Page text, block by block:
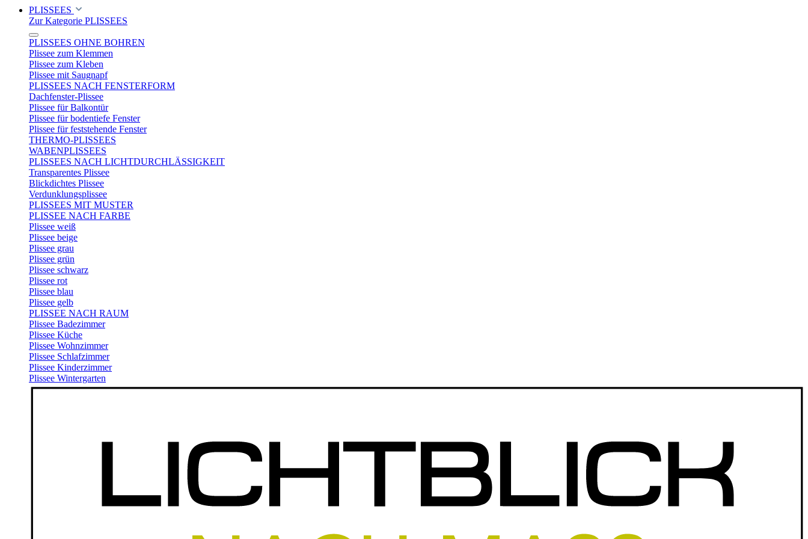
PLISSEES
Zur Kategorie PLISSEES
PLISSEES OHNE BOHREN
Plissee zum Klemmen
Plissee zum Kleben
Plissee mit Saugnapf
PLISSEES NACH FENSTERFORM
Dachfenster-Plissee
Plissee für Balkontür
Plissee für bodentiefe Fenster
Plissee für feststehende Fenster
THERMO-PLISSEES
WABENPLISSEES
PLISSEES NACH LICHTDURCHLÄSSIGKEIT
Transparentes Plissee
Blickdichtes Plissee
Verdunklungsplissee
PLISSEES MIT MUSTER
PLISSEE NACH FARBE
Plissee weiß
Plissee beige
Plissee grau
Plissee grün
Plissee schwarz
Plissee rot
Plissee blau
Plissee gelb
PLISSEE NACH RAUM
Plissee Badezimmer
Plissee Küche
Plissee Wohnzimmer
Plissee Schlafzimmer
Plissee Kinderzimmer
Plissee Wintergarten